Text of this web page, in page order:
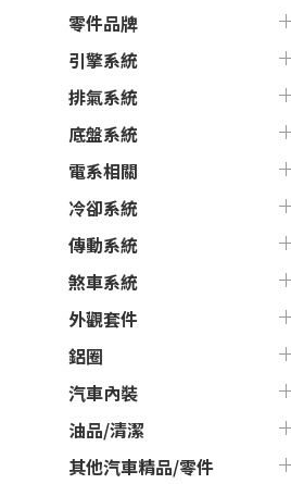
零件品牌
引擎系統
排氣系統
底盤系統
電系相關
冷卻系統
傳動系統
煞車系統
外觀套件
鋁圈
汽車內裝
油品/清潔
其他汽車精品/零件